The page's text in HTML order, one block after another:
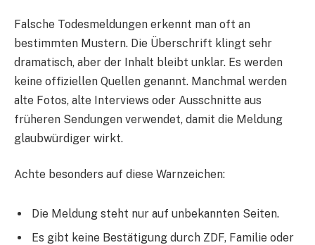
Falsche Todesmeldungen erkennt man oft an
bestimmten Mustern. Die Überschrift klingt sehr
dramatisch, aber der Inhalt bleibt unklar. Es werden
keine offiziellen Quellen genannt. Manchmal werden
alte Fotos, alte Interviews oder Ausschnitte aus
früheren Sendungen verwendet, damit die Meldung
glaubwürdiger wirkt.
Achte besonders auf diese Warnzeichen:
Die Meldung steht nur auf unbekannten Seiten.
Es gibt keine Bestätigung durch ZDF, Familie oder